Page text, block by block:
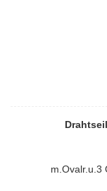
m.Ovalr.u.3